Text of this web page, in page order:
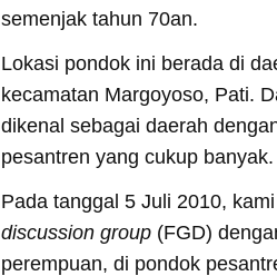
semenjak tahun 70an.
Lokasi pondok ini berada di
kecamatan Margoyoso, Pati.
dikenal sebagai daerah
pesantren yang cukup banyak.
Pada tanggal 5 Juli 2010,
discussion group (FGD)
perempuan, di pondok